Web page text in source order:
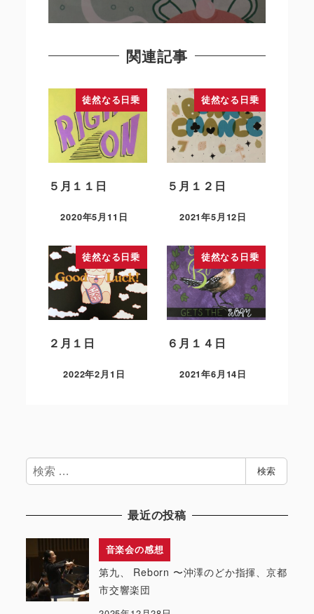
関連記事
徒然なる日乗
５月１１日
2020年5月11日
徒然なる日乗
５月１２日
2021年5月12日
徒然なる日乗
２月１日
2022年2月1日
徒然なる日乗
６月１４日
2021年6月14日
検
索
検索
最近の投稿
音楽会の感想
第九、 Reborn 〜沖澤のどか指揮、京都
市交響楽団